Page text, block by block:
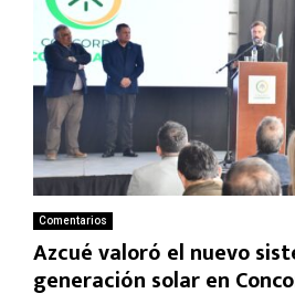
Comentarios
Azcué valoró el nuevo
generación solar en